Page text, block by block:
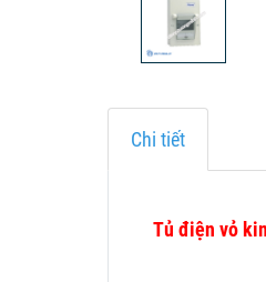
Chi tiết
Tủ điện vỏ